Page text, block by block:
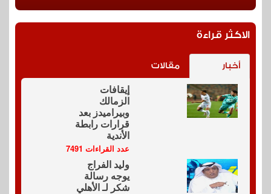
الاكثر قراءة
أخبار مقالات
إيقافات
الزمالك
وبيراميدز بعد
قرارات رابطة
الأندية
عدد القراءات 7491
وليد الفراج
يوجه رسالة
شكر لـ الأهلي